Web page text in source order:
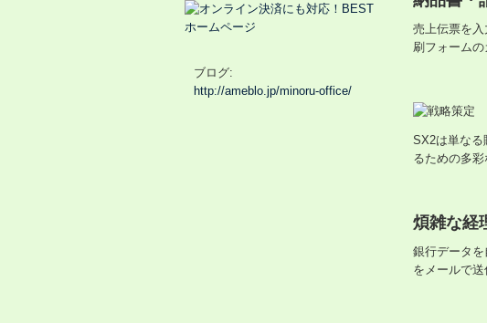
ブログ:
http://ameblo.jp/minoru-office/
売上伝票を
刷フォームの
SX2は単なる
るための多彩
煩雑な経
銀行データ
をメールで